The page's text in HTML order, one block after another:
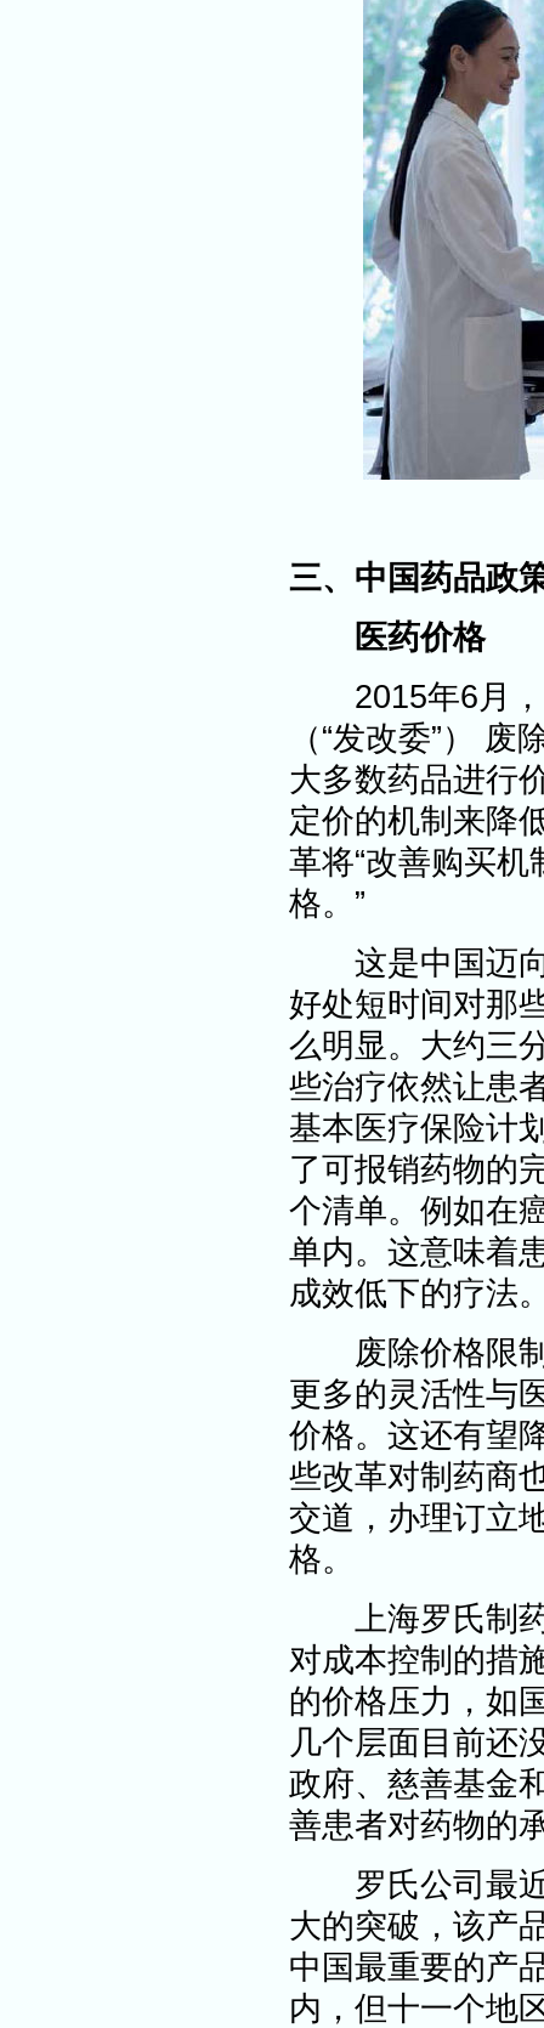
三、中国药品政
医药价格
2015年6月，
（“发改委”）
大多数药品进行
定价的机制来降
革将“改善购买机
格。”
这是中国迈向
好处短时间对那
么明显。大约三
些治疗依然让患
基本医疗保险计
了可报销药物的
个清单。例如在
单内。这意味着
成效低下的疗法
废除价格限制
更多的灵活性与
价格。这还有望
些改革对制药商
交道，办理订立
格。
上海罗氏制药
对成本控制的措
的价格压力，如
几个层面目前还
政府、慈善基金
善患者对药物的
罗氏公司最近
大的突破，该产
中国最重要的产
内，但十一个地